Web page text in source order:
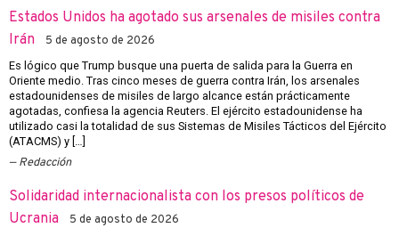
Estados Unidos ha agotado sus arsenales de misiles contra
Irán
5 de agosto de 2026
Es lógico que Trump busque una puerta de salida para la Guerra en
Oriente medio. Tras cinco meses de guerra contra Irán, los arsenales
estadounidenses de misiles de largo alcance están prácticamente
agotadas, confiesa la agencia Reuters. El ejército estadounidense ha
utilizado casi la totalidad de sus Sistemas de Misiles Tácticos del Ejército
(ATACMS) y […]
Redacción
Solidaridad internacionalista con los presos políticos de
Ucrania
5 de agosto de 2026